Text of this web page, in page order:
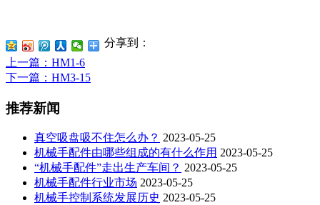
分享到：
上一篇 ：HM1-6
下一篇 ：HM3-15
推荐新闻
真空吸盘吸不住怎么办？ 2023-05-25
机械手配件由哪些组成的有什么作用 2023-05-25
“机械手配件”走出生产车间？ 2023-05-25
机械手配件行业市场 2023-05-25
机械手控制系统发展历史 2023-05-25